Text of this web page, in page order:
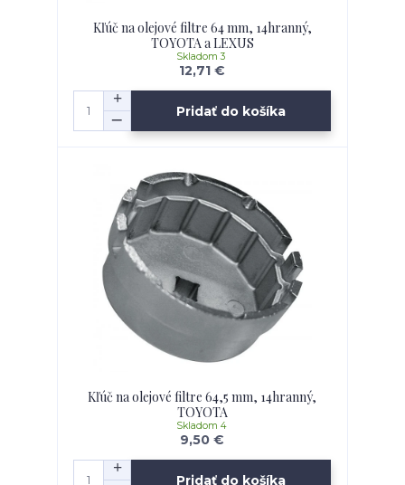
Kľúč na olejové filtre 64 mm, 14hranný,
TOYOTA a LEXUS
12,71 €
Skladom 3
Pridať do košíka
Kľúč na olejové filtre 64,5 mm, 14hranný,
TOYOTA
9,50 €
Skladom 4
Pridať do košíka